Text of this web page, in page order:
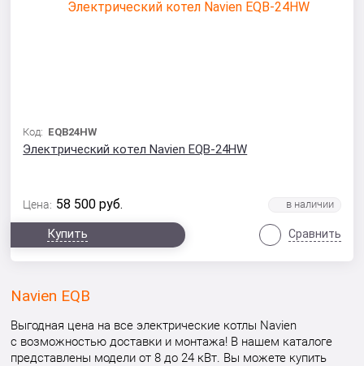
Код: EQB24HW
Электрический котел Navien EQB-24HW
Цена: 58 500 руб.
Купить Сравнить
Navien EQB
Выгодная цена на все электрические котлы Navien
с возможностью доставки и монтажа! В нашем каталоге
представлены модели от 8 до 24 кВт. Вы можете купить